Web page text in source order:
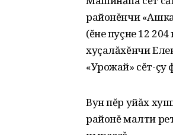
районĕнчи
(ĕне пуçне 12
хуçалăхĕнчи
«Урожай» сĕт-çу
Вун пĕр уйăх
районĕ малти